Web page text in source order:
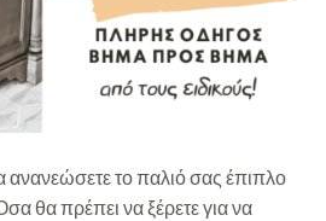
το παλιό σας έπιπλο
θα πρέπει να ξέρετε για να